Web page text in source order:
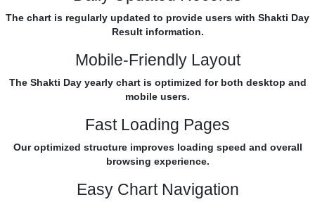
The chart is regularly updated to provide users with Shakti Day
Result information.
Mobile-Friendly Layout
The Shakti Day yearly chart is optimized for both desktop and
mobile users.
Fast Loading Pages
Our optimized structure improves loading speed and overall
browsing experience.
Easy Chart Navigation